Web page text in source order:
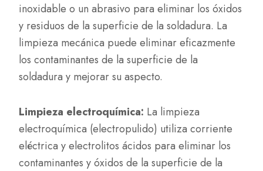
inoxidable o un abrasivo para eliminar los óxidos
y residuos de la superficie de la soldadura. La
limpieza mecánica puede eliminar eficazmente
los contaminantes de la superficie de la
soldadura y mejorar su aspecto.
Limpieza electroquímica: La limpieza
electroquímica (electropulido) utiliza corriente
eléctrica y electrolitos ácidos para eliminar los
contaminantes y óxidos de la superficie de la